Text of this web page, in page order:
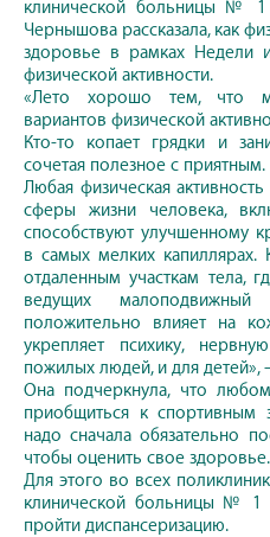
клинической больницы № 1
Чернышова рассказала, как
здоровье в рамках Недели
физической активности.
«Лето хорошо тем, что
вариантов физической
Кто-то копает грядки и
сочетая полезное с
Любая физическая
сферы жизни человека,
способствуют улучшенному
в самых мелких капиллярах.
отдаленным участкам тела,
ведущих
положительно влияет на
укрепляет психику,
пожилых людей, и для детей»,
Она подчеркнула, что
приобщиться к спортивным
надо сначала обязательно
чтобы оценить свое здоровье.
Для этого во всех
клинической больницы № 1
пройти диспансеризацию.